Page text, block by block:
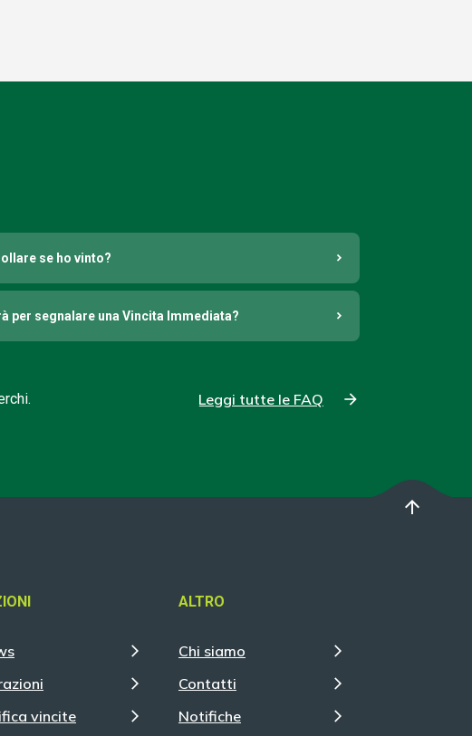
se ho vinto?
per segnalare una Vincita Immediata?
Leggi tutte le FAQ
arrow_upward
vincite
ALTRO
Chi siamo
Contatti
Notifiche